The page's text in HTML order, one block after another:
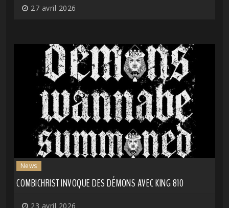
27 avril 2026
News
COMBICHRIST INVOQUE DES DÉMONS AVEC KING 810
23 avril 2026